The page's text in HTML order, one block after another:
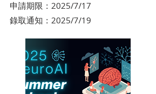
申請期限：2025/7/17
錄取通知：2025/7/19